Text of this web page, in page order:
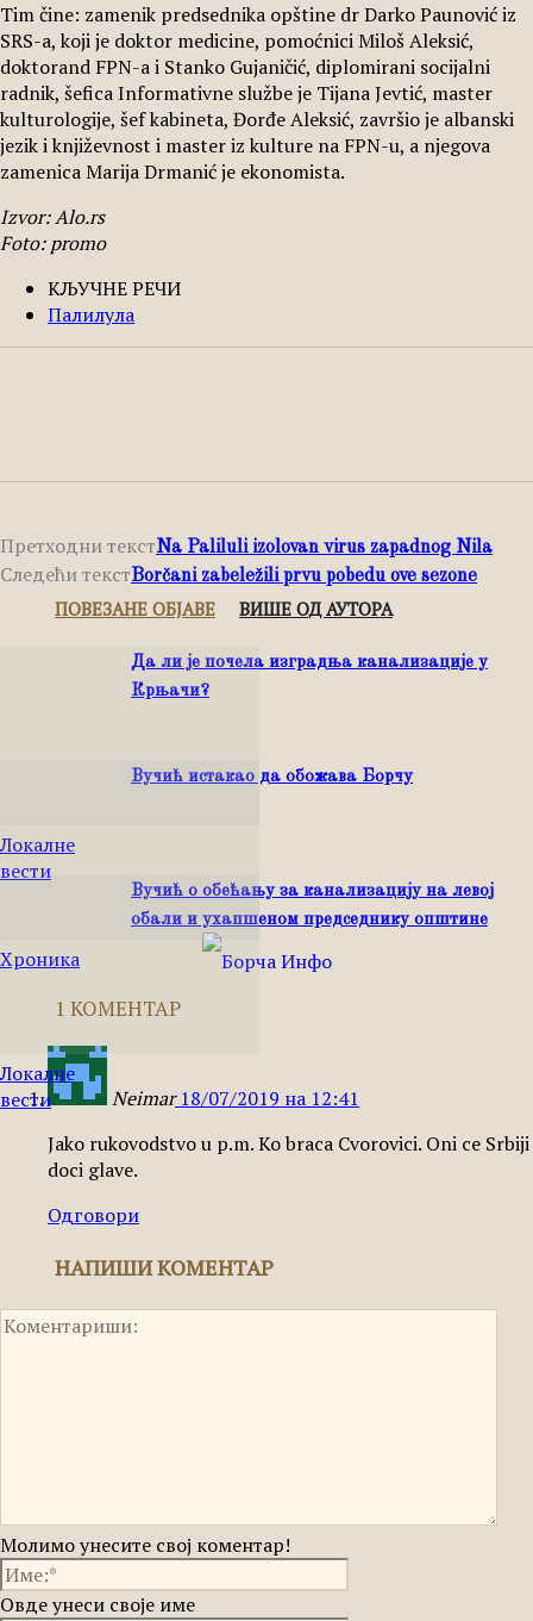
Tim čine: zamenik predsednika opštine dr Darko Paunović iz
SRS-a, koji je doktor medicine, pomoćnici Miloš Aleksić,
doktorand FPN-a i Stanko Gujaničić, diplomirani socijalni
radnik, šefica Informativne službe je Tijana Jevtić, master
kulturologije, šef kabineta, Đorđe Aleksić, završio je albanski
jezik i književnost i master iz kulture na FPN-u, a njegova
zamenica Marija Drmanić je ekonomista.
Izvor: Alo.rs
Foto: promo
КЉУЧНЕ РЕЧИ
Палилула
Претходни текстNa Paliluli izolovan virus zapadnog Nila
Следећи текстBorčani zabeležili prvu pobedu ove sezone
ПОВЕЗАНЕ ОБЈАВЕ ВИШЕ ОД АУТОРА
Локалне
вести
Да ли је почела изградња канализације у
Крњачи?
Хроника
Вучић истакао да обожава Борчу
Локалне
вести
Вучић о обећању за канализацију на левој
обали и ухапшеном председнику општине
1 КОМЕНТАР
Neimar 18/07/2019 на 12:41
Jako rukovodstvo u p.m. Ko braca Cvorovici. Oni ce Srbiji
doci glave.
Одговори
НАПИШИ КОМЕНТАР
Молимо унесите свој коментар!
Овде унеси своје име